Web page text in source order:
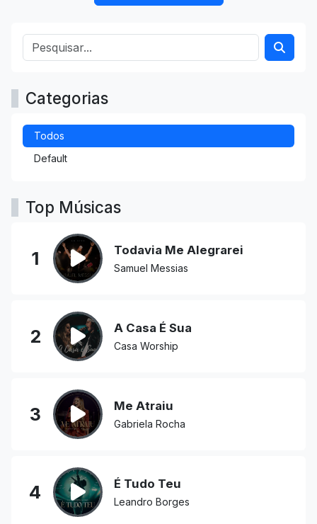
Categorias
Todos
Default
Top Músicas
1 Todavia Me Alegrarei
Samuel Messias
2 A Casa É Sua
Casa Worship
3 Me Atraiu
Gabriela Rocha
4 É Tudo Teu
Leandro Borges